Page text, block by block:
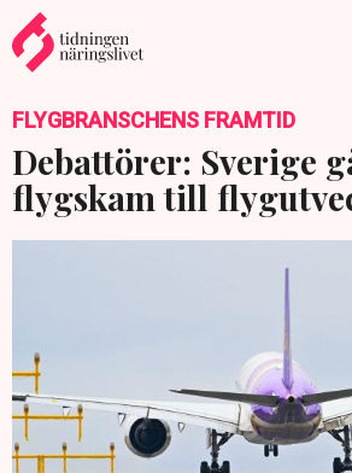
FLYGBRANSCHENS FRAMTID
Debattörer: Sverige
flygskam till